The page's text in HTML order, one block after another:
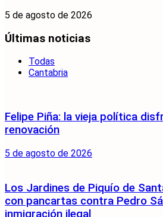
5 de agosto de 2026
Últimas noticias
Todas
Cantabria
Felipe Piña: la vieja política
renovación
5 de agosto de 2026
Los Jardines de Piquío de
con pancartas contra Pedro
inmigración ilegal